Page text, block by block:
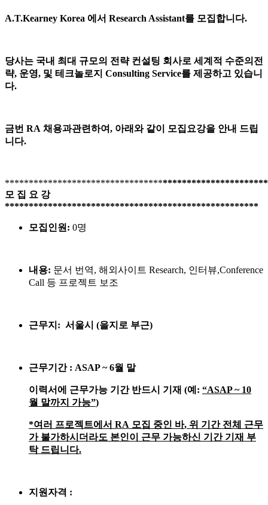
A.T.Kearney Korea 에서 Research Assistant를 모집합니다.
당사는 국내 최대 규모의 전략 컨설팅 회사로 세계적 수준의전
략, 운영, 및 테크놀로지 Consulting Service를 제공하고 있습니
다.
금번 RA 채용과관련하여, 아래와 같이 모집요강을 안내 드립
니다.
*******************************************************
모 집 요 강
*****************************************************
모집인원 : 0명
내용: 문서 번역, 해외사이트 Research, 인터뷰,Conference
Call 등 프로젝트 보조
근무지 : 서울시 (을지로 부근)
근무기간: ASAP ~ 6월 말
이력서에 근무가능 기간 반드시 기재 (예 : “ASAP ~ 10
월 말까지 가능”)
*여러 프로젝트에서 RA 모집 중인 바, 위 기간 전체 근무
가 불가하시더라도 본인이 근무 가능하신 기간 기재 부
탁 드립니다.
지원자격 :